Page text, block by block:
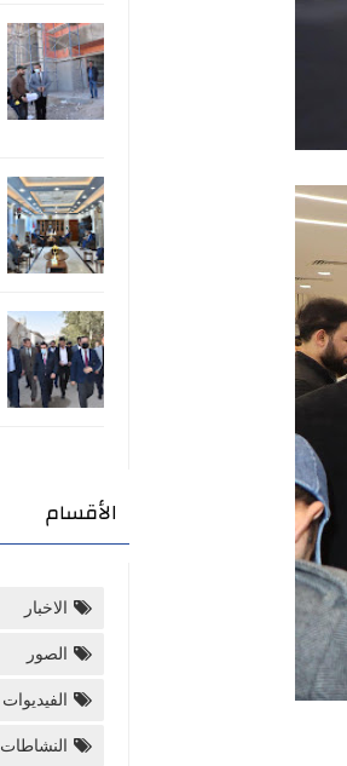
الأقسام
الاخبار
الصور
الفيديوات
النشاطات